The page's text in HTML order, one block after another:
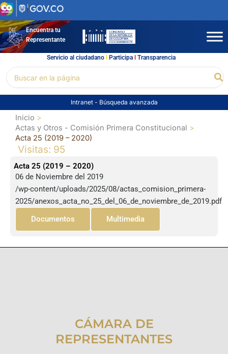
Ir
al
contenidoEncuentra tu
Representante
Servicio al ciudadano l Participal Transparencia
por:
Intranet - Búsqueda avanzada
Inicio
Actas y Otros - Comisión Primera Constitucional
Acta 25 (2019 – 2020)
Visitas: 95
Acta 25 (2019 – 2020)
06 de Noviembre del 2019
/wp-content/uploads/2025/08/actas_comision_primera-
2025/anexos_acta_no_25_del_06_de_noviembre_de_2019.pdf
Documentos
Multimedia
CÁMARA DE
REPRESENTANTES